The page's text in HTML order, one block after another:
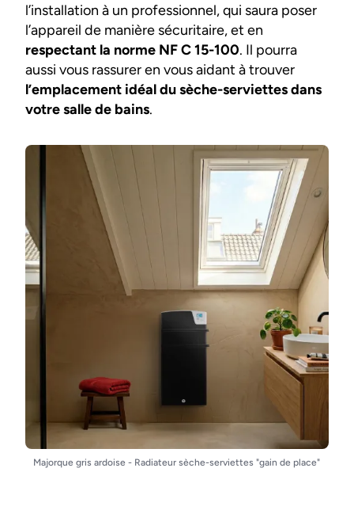
l’installation à un professionnel, qui saura poser
l’appareil de manière sécuritaire, et en
respectant la norme NF C 15-100. Il pourra
aussi vous rassurer en vous aidant à trouver
l’emplacement idéal du sèche-serviettes dans
votre salle de bains.
Majorque gris ardoise - Radiateur sèche-serviettes "gain de place"